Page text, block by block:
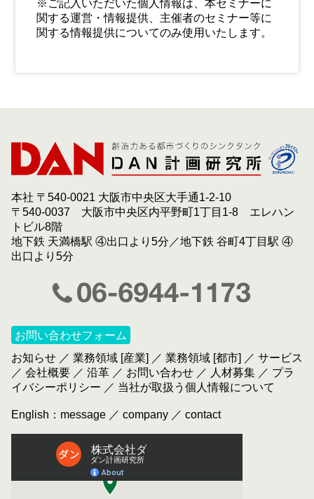
※ご記入いただいた個人情報は、本セミナーに
関する運営・情報提供、主催者のセミナー等に
関する情報提供についてのみ使用いたします。
本社 〒540-0021 大阪市中央区大手通1-2-10
〒540-0037 大阪市中央区内平野町1丁目1-8 エレハン
トビル8階
地下鉄 天満橋駅 ④出口より5分／地下鉄 谷町4丁目駅 ④
出口より5分
お問い合わせフォーム
お知らせ ／ 業務領域 [産業] ／ 業務領域 [都市] ／ サービス
／ 会社概要 ／ 沿革 ／ お問い合わせ ／ 人材募集 ／ プラ
イバシーポリシー ／ 当社が取扱う個人情報について
English： message ／ company ／ contact